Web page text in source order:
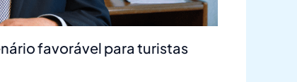
favorável para turistas